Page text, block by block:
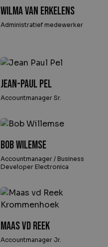
Wilma van Erkelens
Administratief medewerker
Jean-Paul Pel
Accountmanager Sr.
Bob Wilemse
Accountmanager / Business
Developer Electronica
Maas vd Reek
Accountmanager Jr.